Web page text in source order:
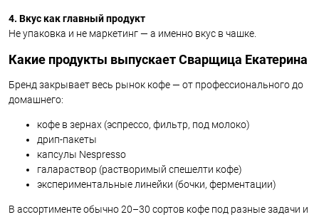
4. Вкус как главный продукт
Не упаковка и не маркетинг — а именно вкус в чашке.
Какие продукты выпускает Сварщица Екатерина
Бренд закрывает весь рынок кофе — от профессионального до
домашнего:
кофе в зернах (эспрессо, фильтр, под молоко)
дрип-пакеты
капсулы Nespresso
галараствор (растворимый спешелти кофе)
экспериментальные линейки (бочки, ферментации)
В ассортименте обычно 20–30 сортов кофе под разные задачи и